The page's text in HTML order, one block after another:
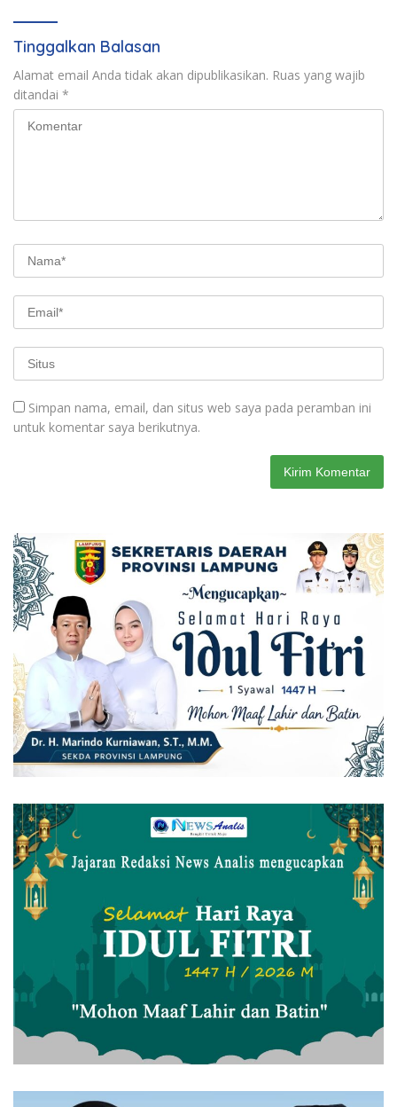
Tinggalkan Balasan
Alamat email Anda tidak akan dipublikasikan. Ruas yang wajib
ditandai *
Simpan nama, email, dan situs web saya pada peramban ini
untuk komentar saya berikutnya.